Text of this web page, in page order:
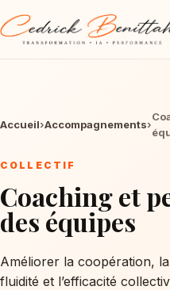
Accueil›Accompagnements›
COLLECTIF
Coaching et
des équipes
Améliorer la coopération,
fluidité et l’efficacité